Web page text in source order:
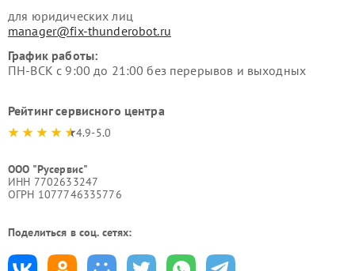
для юридических лиц
manager@fix-thunderobot.ru
График работы:
ПН-ВСК с 9:00 до 21:00 без перерывов и выходных
Рейтинг сервисного центра
4.9-5.0
ООО "Русервис"
ИНН 7702633247
ОГРН 1077746335776
Поделиться в соц. сетях: